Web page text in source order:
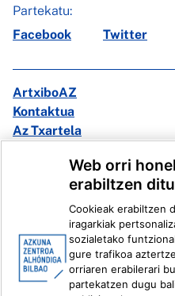
Partekatu:
Facebook
Twitter
ArtxiboAZ
Kontaktua
Az Txartela
Instagram
Linkedin
Lege informazioa
Web orri
erabiltzen ditu
Cookieak erabiltzen
iragarkiak
sozialetako
gure trafikoa
orriaren erabilerari
partekatzen dugu